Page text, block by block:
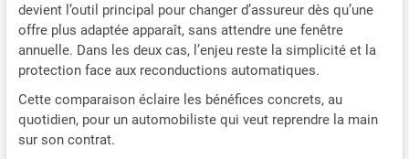
devient l’outil principal pour changer d’assureur dès qu’une
offre plus adaptée apparaît, sans attendre une fenêtre
annuelle. Dans les deux cas, l’enjeu reste la simplicité et la
protection face aux reconductions automatiques.
Cette comparaison éclaire les bénéfices concrets, au
quotidien, pour un automobiliste qui veut reprendre la main
sur son contrat.